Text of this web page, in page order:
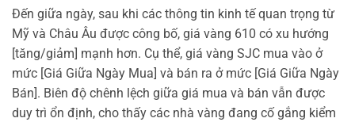
Đến giữa ngày, sau khi các thông tin kinh tế quan trọng từ
Mỹ và Châu Âu được công bố, giá vàng 610 có xu hướng
[tăng/giảm] mạnh hơn. Cụ thể, giá vàng SJC mua vào ở
mức [Giá Giữa Ngày Mua] và bán ra ở mức [Giá Giữa Ngày
Bán]. Biên độ chênh lệch giữa giá mua và bán vẫn được
duy trì ổn định, cho thấy các nhà vàng đang cố gắng kiểm